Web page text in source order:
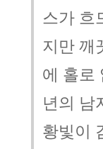
스가 흐
지만 깨
에 홀로
년의 남
황빛이